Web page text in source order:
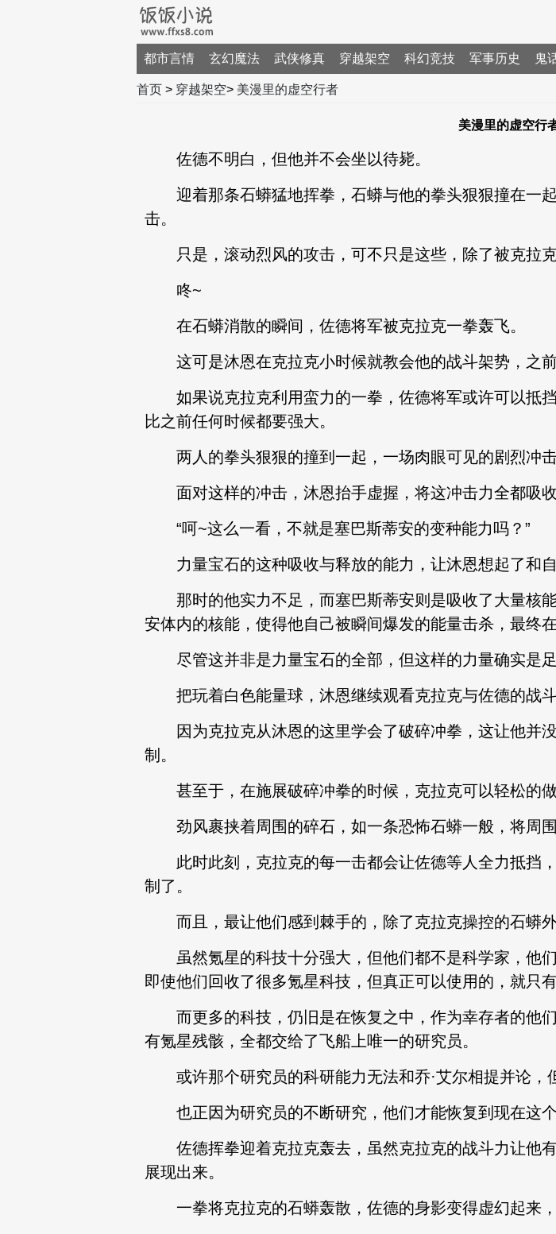
都市言情 玄幻魔法 武侠修真 穿越架空 科幻竞技 军事历史 鬼
首页 > 穿越架空> 美漫里的虚空行者
美漫里的虚空行
佐德不明白，但他并不会坐以待毙。
迎着那条石蟒猛地挥拳，石蟒与他的拳头狠狠撞在一
击。
只是，滚动烈风的攻击，可不只是这些，除了被克拉克
咚~
在石蟒消散的瞬间，佐德将军被克拉克一拳轰飞。
这可是沐恩在克拉克小时候就教会他的战斗架势，之前
如果说克拉克利用蛮力的一拳，佐德将军或许可以抵
比之前任何时候都要强大。
两人的拳头狠狠的撞到一起，一场肉眼可见的剧烈冲击
面对这样的冲击，沐恩抬手虚握，将这冲击力全都吸收
“呵~这么一看，不就是塞巴斯蒂安的变种能力吗？”
力量宝石的这种吸收与释放的能力，让沐恩想起了和自
那时的他实力不足，而塞巴斯蒂安则是吸收了大量核
安体内的核能，使得他自己被瞬间爆发的能量击杀，最终在
尽管这并非是力量宝石的全部，但这样的力量确实是足
把玩着白色能量球，沐恩继续观看克拉克与佐德的战斗
因为克拉克从沐恩的这里学会了破碎冲拳，这让他并
制。
甚至于，在施展破碎冲拳的时候，克拉克可以轻松的做
劲风裹挟着周围的碎石，如一条恐怖石蟒一般，将周围
此时此刻，克拉克的每一击都会让佐德等人全力抵挡
制了。
而且，最让他们感到棘手的，除了克拉克操控的石蟒外
虽然氪星的科技十分强大，但他们都不是科学家，他
即使他们回收了很多氪星科技，但真正可以使用的，就只有
而更多的科技，仍旧是在恢复之中，作为幸存者的他
有氪星残骸，全都交给了飞船上唯一的研究员。
或许那个研究员的科研能力无法和乔·艾尔相提并论，
也正因为研究员的不断研究，他们才能恢复到现在这个
佐德挥拳迎着克拉克轰去，虽然克拉克的战斗力让他
展现出来。
一拳将克拉克的石蟒轰散，佐德的身影变得虚幻起来，